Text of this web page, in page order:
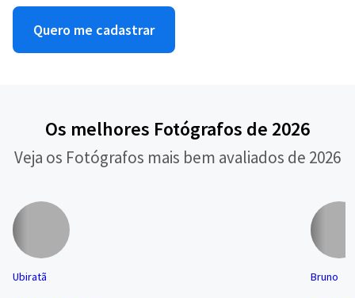
Quero me cadastrar
Os melhores Fotógrafos de 2026
Veja os Fotógrafos mais bem avaliados de 2026
Ubiratã Bruno